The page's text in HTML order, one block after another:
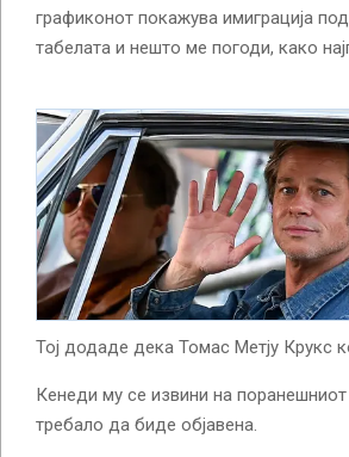
графиконот покажува имиграција
табелата и нешто ме погоди, како
Тој додаде дека Томас Метју Крукс
Кенеди му се извини на
требало да биде објавена.